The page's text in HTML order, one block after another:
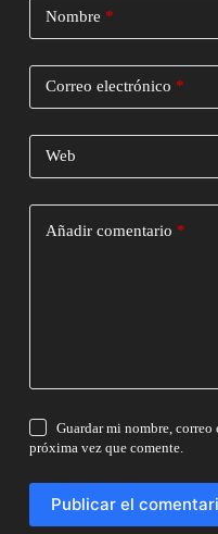
Nombre *
Correo electrónico *
Web
Añadir comentario *
Guardar mi nombre,
próxima vez que comente.
Publicar el